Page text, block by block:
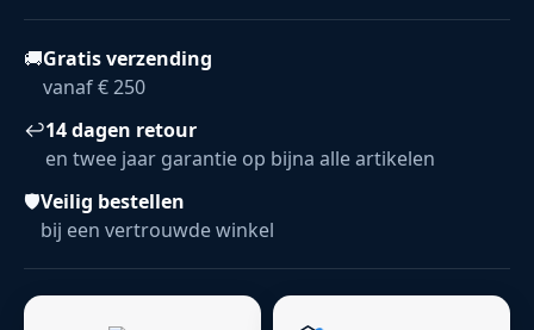
🚚Gratis verzending
vanaf € 250
↩14 dagen retour
en twee jaar garantie op bijna alle artikelen
🛡Veilig bestellen
bij een vertrouwde winkel